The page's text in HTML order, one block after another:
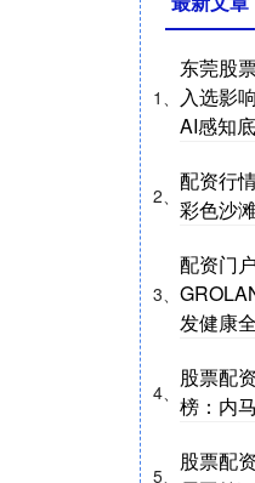
1、
东莞股
入选影
AI感知
2、
配资行
彩色沙
3、
配资门
发健康
4、
股票配
榜：内
5、
股票配